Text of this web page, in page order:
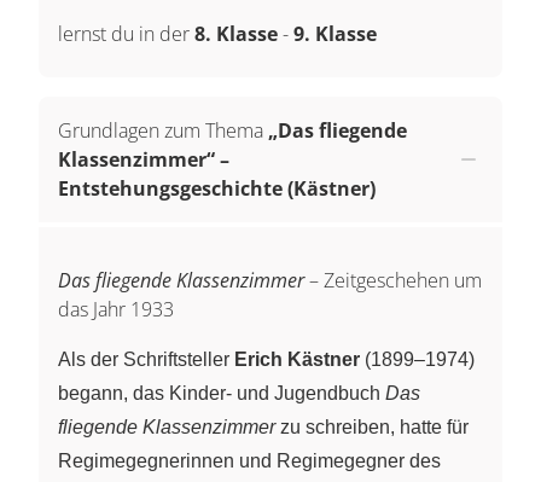
lernst du in der8. Klasse-9. Klasse
Grundlagen zum Thema „Das fliegende
Klassenzimmer“ –
Entstehungsgeschichte (Kästner)
Das fliegende Klassenzimmer– Zeitgeschehen um
das Jahr 1933
Als der Schriftsteller Erich Kästner (1899–1974)
begann, das Kinder- und Jugendbuch Das
fliegende Klassenzimmerzu schreiben, hatte für
Regimegegnerinnen und Regimegegner des